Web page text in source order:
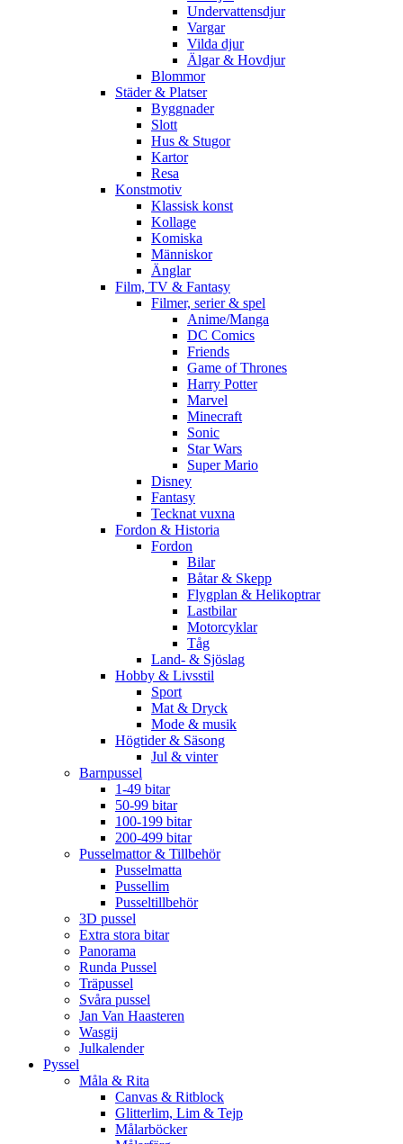
Undervattensdjur
Vargar
Vilda djur
Älgar & Hovdjur
Blommor
Städer & Platser
Byggnader
Slott
Hus & Stugor
Kartor
Resa
Konstmotiv
Klassisk konst
Kollage
Komiska
Människor
Änglar
Film, TV & Fantasy
Filmer, serier & spel
Anime/Manga
DC Comics
Friends
Game of Thrones
Harry Potter
Marvel
Minecraft
Sonic
Star Wars
Super Mario
Disney
Fantasy
Tecknat vuxna
Fordon & Historia
Fordon
Bilar
Båtar & Skepp
Flygplan & Helikoptrar
Lastbilar
Motorcyklar
Tåg
Land- & Sjöslag
Hobby & Livsstil
Sport
Mat & Dryck
Mode & musik
Högtider & Säsong
Jul & vinter
Barnpussel
1-49 bitar
50-99 bitar
100-199 bitar
200-499 bitar
Pusselmattor & Tillbehör
Pusselmatta
Pussellim
Pusseltillbehör
3D pussel
Extra stora bitar
Panorama
Runda Pussel
Träpussel
Svåra pussel
Jan Van Haasteren
Wasgij
Julkalender
Pyssel
Måla & Rita
Canvas & Ritblock
Glitterlim, Lim & Tejp
Målarböcker